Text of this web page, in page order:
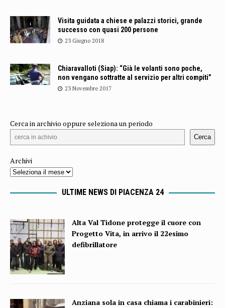
Visita guidata a chiese e palazzi storici, grande
successo con quasi 200 persone
23 Giugno 2018
Chiaravalloti (Siap): “Già le volanti sono poche,
non vengano sottratte al servizio per altri compiti”
23 Novembre 2017
Cerca in archivio oppure seleziona un periodo
Cerca
Archivi
ULTIME NEWS DI PIACENZA 24
Alta Val Tidone protegge il cuore con
Progetto Vita, in arrivo il 22esimo
defibrillatore
Anziana sola in casa chiama i carabinieri: